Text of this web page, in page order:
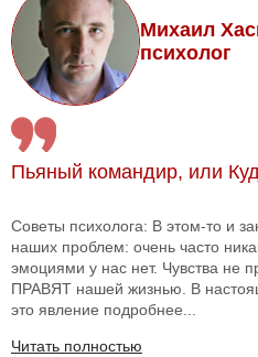
Михаил
психолог
Пьяный командир, или
Советы психолога: В этом-то и
наших проблем: очень часто
эмоциями у нас нет. Чувства не
ПРАВЯТ нашей жизнью. В
это явление подробнее...
Читать полностью